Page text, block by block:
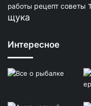
работы рецепт советы
щука
Интересное